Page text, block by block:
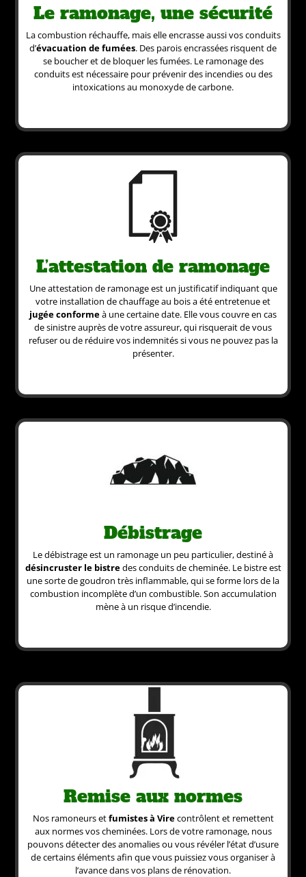
Le ramonage, une sécurité
La combustion réchauffe, mais elle encrasse aussi vos conduits
d’évacuation de fumées. Des parois encrassées risquent de
se boucher et de bloquer les fumées. Le ramonage des
conduits est nécessaire pour prévenir des incendies ou des
intoxications au monoxyde de carbone.
L’attestation de ramonage
Une attestation de ramonage est un justificatif indiquant que
votre installation de chauffage au bois a été entretenue et
jugée conformeà une certaine date. Elle vous couvre en cas
de sinistre auprès de votre assureur, qui risquerait de vous
refuser ou de réduire vos indemnités si vous ne pouvez pas la
présenter.
Débistrage
Le débistrage est un ramonage un peu particulier, destiné à
désincruster le bistredes conduits de cheminée. Le bistre est
une sorte de goudron très inflammable, qui se forme lors de la
combustion incomplète d’un combustible. Son accumulation
mène à un risque d’incendie.
Remise aux normes
Nos ramoneurs etfumistes à Virecontrôlent et remettent
aux normes vos cheminées. Lors de votre ramonage, nous
pouvons détecter des anomalies ou vous révéler l’état d’usure
de certains éléments afin que vous puissiez vous organiser à
l’avance dans vos plans de rénovation.